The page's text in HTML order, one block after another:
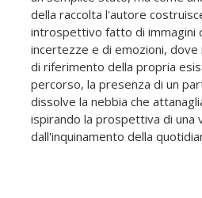
della raccolta l'autore
introspettivo fatto di immagini
incertezze e di emozioni,
di riferimento della propria
percorso, la presenza di un
dissolve la nebbia che
ispirando la prospettiva di una
dall'inquinamento della